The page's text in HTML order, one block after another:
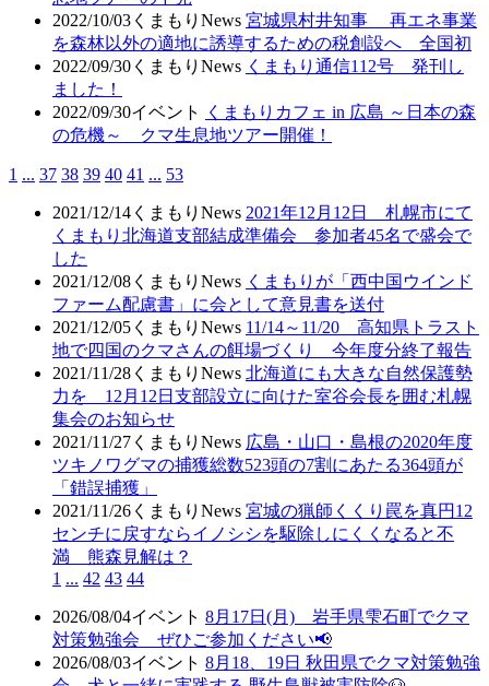
2022/10/03 くまもりNews 宮城県村井知事 再エネ事業
を森林以外の適地に誘導するための税創設へ 全国初
2022/09/30 くまもりNews くまもり通信112号 発刊し
ました！
2022/09/30イベント
くまもりカフェ in 広島 ～日本の森
の危機～ クマ生息地ツアー開催！
1 ... 37 38 39 40 41 ... 53
2021/12/14 くまもりNews 2021年12月12日 札幌市にて
くまもり北海道支部結成準備会 参加者45名で盛会で
した
2021/12/08 くまもりNews くまもりが「西中国ウインド
ファーム配慮書」に会として意見書を送付
2021/12/05 くまもりNews 11/14～11/20 高知県トラスト
地で四国のクマさんの餌場づくり 今年度分終了報告
2021/11/28 くまもりNews 北海道にも大きな自然保護勢
力を 12月12日支部設立に向けた室谷会長を囲む札幌
集会のお知らせ
2021/11/27 くまもりNews 広島・山口・島根の2020年度
ツキノワグマの捕獲総数523頭の7割にあたる364頭が
「錯誤捕獲」
2021/11/26 くまもりNews 宮城の猟師くくり罠を真円12
センチに戻すならイノシシを駆除しにくくなると不
満 熊森見解は？
1 ... 42 43 44
2026/08/04イベント 8月17日(月) 岩手県雫石町でクマ
対策勉強会 ぜひご参加ください📢
2026/08/03イベント 8月18、19日 秋田県でクマ対策勉強